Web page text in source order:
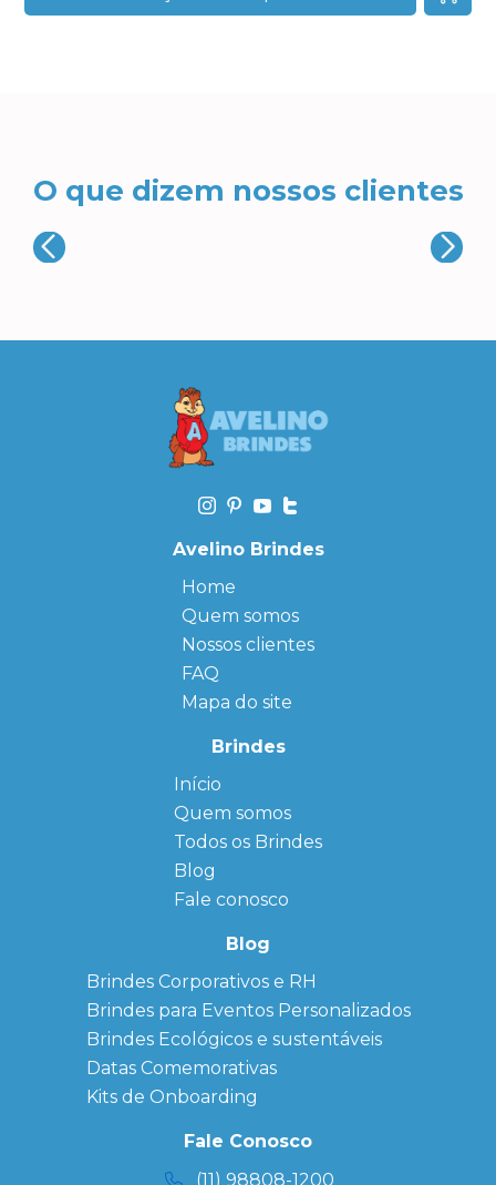
O que dizem nossos clientes
Avelino Brindes
Home
Quem somos
Nossos clientes
FAQ
Mapa do site
Brindes
Início
Quem somos
← Back
FAQ
Sitemap
Todos os Brindes
← Back
Agendas
Personalizadas
Personalizado
personalizados
Brindes
Corporativos
Copos Térmicos
Personalizados
Datas Especiais
Ecobag
Personalizada
Kits
Blog
Fale conosco
Blog
Brindes Corporativos e RH
Brindes para Eventos Personalizados
Brindes Ecológicos e sustentáveis
Datas Comemorativas
Kits de Onboarding
Fale Conosco
(11) 98808-1200